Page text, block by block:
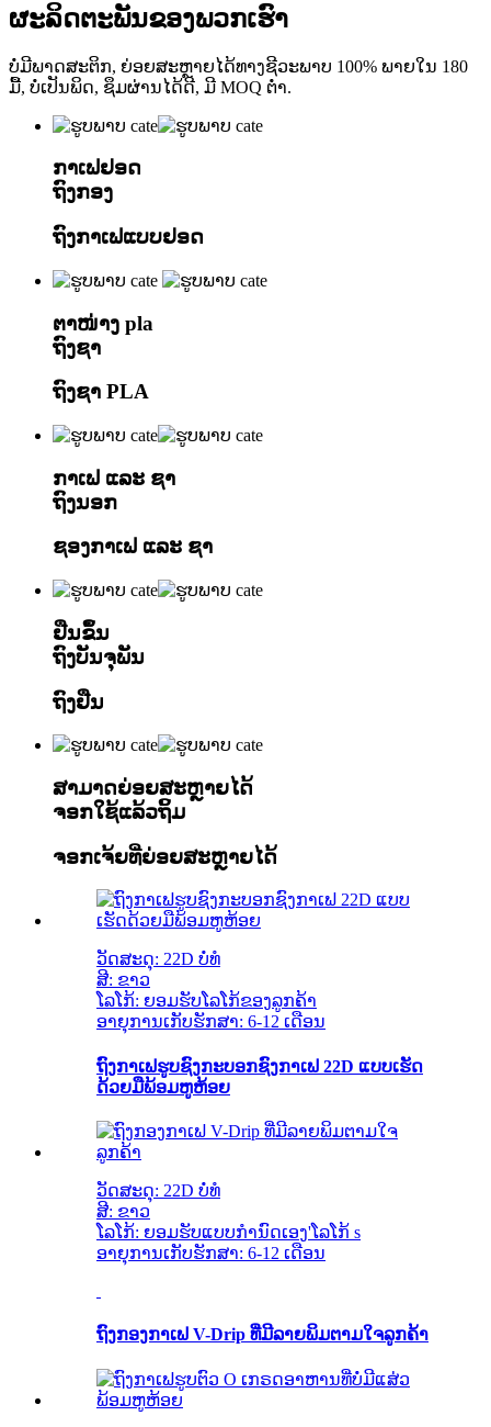
ຜະລິດຕະພັນຂອງພວກເຮົາ
ບໍ່ມີພາດສະຕິກ, ຍ່ອຍສະຫຼາຍໄດ້ທາງຊີວະພາບ 100% ພາຍໃນ 180
ມື້, ບໍ່ເປັນພິດ, ຊຶມຜ່ານໄດ້ດີ, ມີ MOQ ຕ່ຳ.
ກາເຟຢອດ
ຖົງກອງ
ຖົງກາເຟແບບຢອດ
ຕາໜ່າງ pla
ຖົງຊາ
ຖົງຊາ PLA
ກາເຟ ແລະ ຊາ
ຖົງນອກ
ຊອງກາເຟ ແລະ ຊາ
ຢືນຂຶ້ນ
ຖົງບັນຈຸພັນ
ຖົງຢືນ
ສາມາດຍ່ອຍສະຫຼາຍໄດ້
ຈອກໃຊ້ແລ້ວຖິ້ມ
ຈອກເຈ້ຍທີ່ຍ່ອຍສະຫຼາຍໄດ້
ວັດສະດຸ: 22D ບໍ່ທໍ
ສີ: ຂາວ
ໂລໂກ້: ຍອມຮັບໂລໂກ້ຂອງລູກຄ້າ
ອາຍຸການເກັບຮັກສາ: 6-12 ເດືອນ
ຖົງກາເຟຮູບຊົງກະບອກຊົງກາເຟ 22D ແບບເຮັດ
ດ້ວຍມືພ້ອມຫູຫ້ອຍ
ວັດສະດຸ: 22D ບໍ່ທໍ
ສີ: ຂາວ
ໂລໂກ້: ຍອມຮັບແບບກຳນົດເອງ'ໂລໂກ້ s
ອາຍຸການເກັບຮັກສາ: 6-12 ເດືອນ
ຖົງກອງກາເຟ V-Drip ທີ່ມີລາຍພິມຕາມໃຈລູກຄ້າ